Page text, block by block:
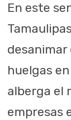
En este
huelgas
alberga el
empresas